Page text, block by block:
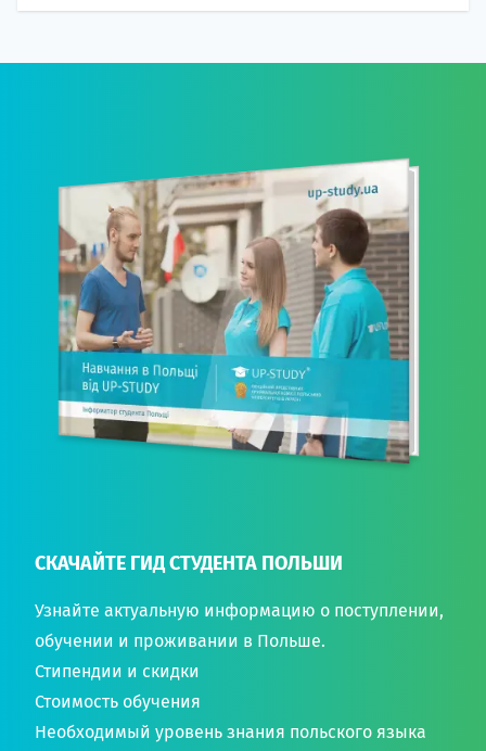
СКАЧАЙТЕ ГИД СТУДЕНТА ПОЛЬШИ
Узнайте актуальную информацию о поступлении,
обучении и проживании в Польше.
Стипендии и скидки
Стоимость обучения
Необходимый уровень знания польского языка